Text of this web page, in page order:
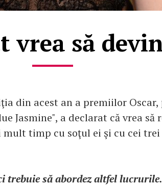
vrea să
din acest an a premiilor
Jasmine", a declarat că vrea să
timp cu soţul ei şi cu cei trei
trebuie să abordez altfel